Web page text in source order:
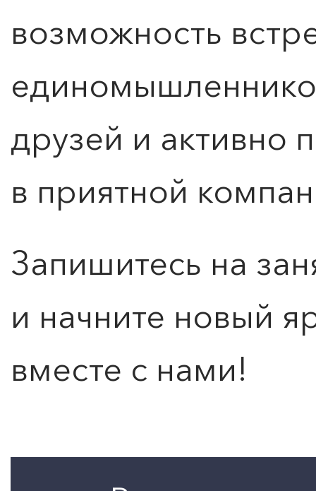
возможность
друзей и активно
в приятной
Запишитесь на
и начните новый
вместе с нами!